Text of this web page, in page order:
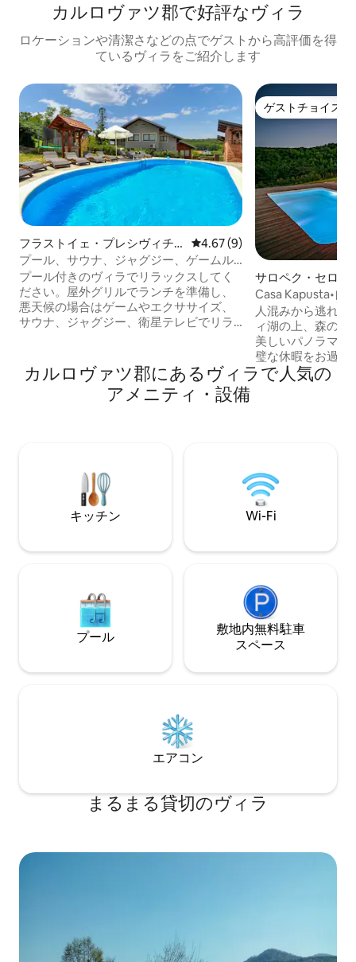
カルロヴァツ郡で好評なヴィラ
ロケーションや清潔さなどの点でゲストから高評価を得
ているヴィラをご紹介します
フラストイェ・プレシヴィチ
ュコのヴィラ
レビュー9件、5つ星中4.67つ
4.67 (9)
プール、サウナ、ジャグジー、ゲームル
ーム付きのヴィラ
プール付きのヴィラでリラックスしてく
ださい。屋外グリルでランチを準備し、
悪天候の場合はゲームやエクササイズ、
サウナ、ジャグジー、衛星テレビでリラ
アアクティビティを楽しめます。暖房と
冷房は自動です。ペットも敷地内に歓迎
されます。近くにはテニスコート、子供
ゲストチョイス
ゲストチョイス
サロペク・セロの
Casa Kapusta•自
人混みから逃れ
ィ湖の上、森の
美しいパノラマを
璧な休暇をお過ご
暇、ロマンチック
人とのリラック
キューで夕べの焚
しょう。
カルロヴァツ郡にあるヴィラで人気の
アメニティ・設備
キッチン Wi-Fi
プール
敷地内無料駐⁠車
ス⁠ペ⁠ー⁠ス
エアコン
まるまる貸切のヴィラ